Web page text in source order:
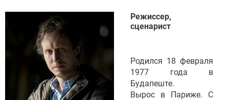
Режиссер,
сценарист
Родился 18 февраля
1977 года в
Будапеште.
Вырос в Париже. С